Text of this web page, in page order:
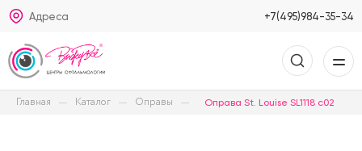
Адреса +7(495)984-35-34
Главная Каталог Оправы Оправа St. Louise SL1118 c02